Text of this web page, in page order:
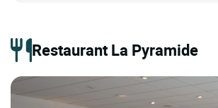
Restaurant La Pyramide